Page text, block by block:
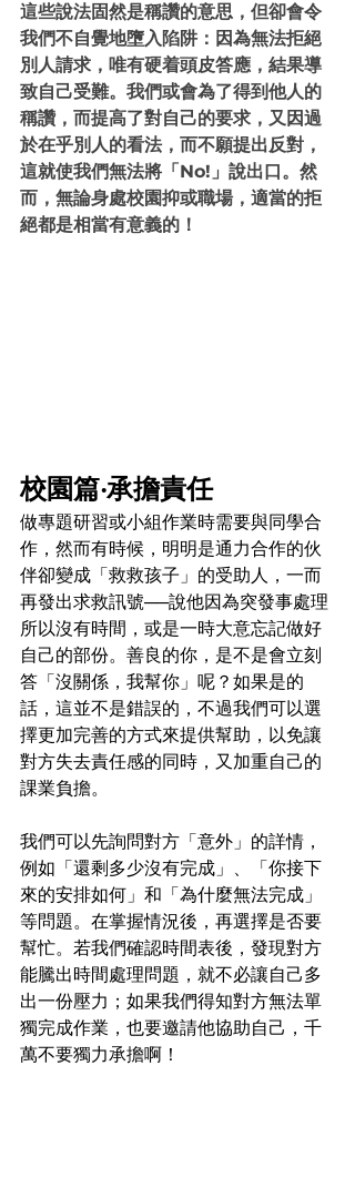
這些說法固然是稱讚的意思，但卻會令
我們不自覺地墮入陷阱：因為無法拒絕
別人請求，唯有硬着頭皮答應，結果導
致自己受難。我們或會為了得到他人的
稱讚，而提高了對自己的要求，又因過
於在乎別人的看法，而不願提出反對，
這就使我們無法將「No!」說出口。然
而，無論身處校園抑或職場，適當的拒
絕都是相當有意義的！
校園篇‧承擔責任
做專題研習或小組作業時需要與同學合
作，然而有時候，明明是通力合作的伙
伴卻變成「救救孩子」的受助人，一而
再發出求救訊號──說他因為突發事處理
所以沒有時間，或是一時大意忘記做好
自己的部份。善良的你，是不是會立刻
答「沒關係，我幫你」呢？如果是的
話，這並不是錯誤的，不過我們可以選
擇更加完善的方式來提供幫助，以免讓
對方失去責任感的同時，又加重自己的
課業負擔。
我們可以先詢問對方「意外」的詳情，
例如「還剩多少沒有完成」、「你接下
來的安排如何」和「為什麼無法完成」
等問題。在掌握情況後，再選擇是否要
幫忙。若我們確認時間表後，發現對方
能騰出時間處理問題，就不必讓自己多
出一份壓力；如果我們得知對方無法單
獨完成作業，也要邀請他協助自己，千
萬不要獨力承擔啊！